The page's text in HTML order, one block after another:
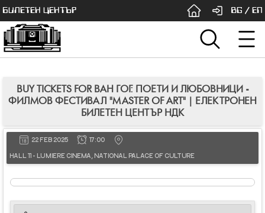
БИЛЕТЕН ЦЕНТЪР BG / EN
BUY TICKETS FOR ВАН ГОГ: ПОЕТИ И ЛЮБОВНИЦИ -
ФИЛМОВ ФЕСТИВАЛ "MASTER OF ART" | ЕЛЕКТРОНЕН
БИЛЕТЕН ЦЕНТЪР НДК
22 FEB 2025 17:00
HALL 11 - LUMIERE CINEMA, NATIONAL PALACE OF CULTURE